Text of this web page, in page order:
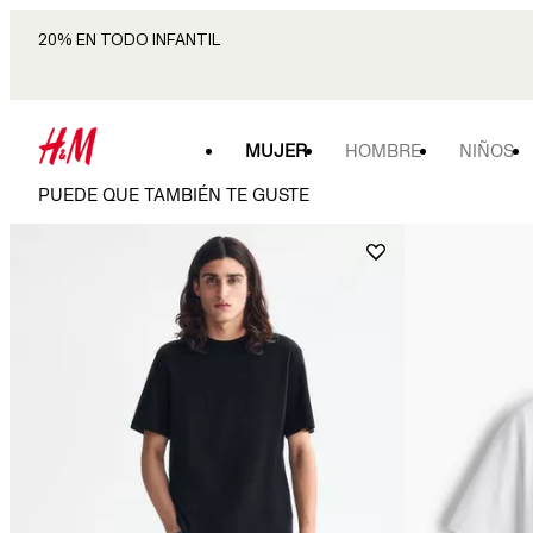
20% EN TODO INFANTIL
MUJER HOMBRE NIÑOS
PUEDE QUE TAMBIÉN TE GUSTE